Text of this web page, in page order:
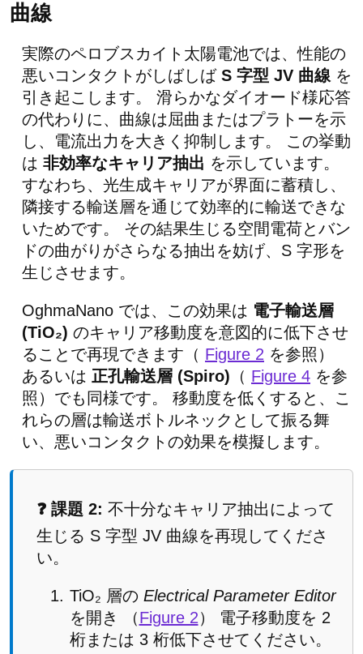
曲線
実際のペロブスカイト太陽電池では、性能の
悪いコンタクトがしばしば S 字型 JV 曲線 を
引き起こします。 滑らかなダイオード様応答
の代わりに、曲線は屈曲またはプラトーを示
し、電流出力を大きく抑制します。 この挙動
は 非効率なキャリア抽出 を示しています。
すなわち、光生成キャリアが界面に蓄積し、
隣接する輸送層を通じて効率的に輸送できな
いためです。 その結果生じる空間電荷とバン
ドの曲がりがさらなる抽出を妨げ、S 字形を
生じさせます。
OghmaNano では、この効果は 電子輸送層
(TiO₂) のキャリア移動度を意図的に低下させ
ることで再現できます（ Figure 2 を参照）
あるいは 正孔輸送層 (Spiro) （ Figure 4 を参
照）でも同様です。 移動度を低くすると、こ
れらの層は輸送ボトルネックとして振る舞
い、悪いコンタクトの効果を模擬します。
❓ 課題 2: 不十分なキャリア抽出によって
生じる S 字型 JV 曲線を再現してくださ
い。
TiO₂ 層の Electrical Parameter Editor
を開き （Figure 2） 電子移動度を 2
桁または 3 桁低下させてください。